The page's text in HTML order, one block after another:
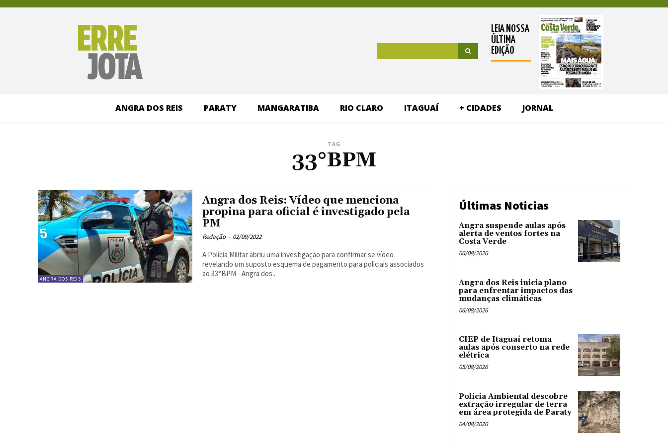
LEIA NOSSA
ÚLTIMA
EDIÇÃO
ANGRA DOS REIS PARATY MANGARATIBA RIO CLARO ITAGUAÍ + CIDADES JORNAL
TAG
33°BPM
ANGRA DOS REIS
Angra dos Reis: Vídeo que menciona
propina para oficial é investigado pela
PM
Redação - 02/09/2022
A Polícia Militar abriu uma investigação para confirmar se vídeo
revelando um suposto esquema de pagamento para policiais associados
ao 33°BPM - Angra dos...
Últimas Noticias
Angra suspende aulas após
alerta de ventos fortes na
Costa Verde
06/08/2026
Angra dos Reis inicia plano
para enfrentar impactos das
mudanças climáticas
06/08/2026
CIEP de Itaguaí retoma
aulas após conserto na rede
elétrica
05/08/2026
Polícia Ambiental descobre
extração irregular de terra
em área protegida de Paraty
04/08/2026